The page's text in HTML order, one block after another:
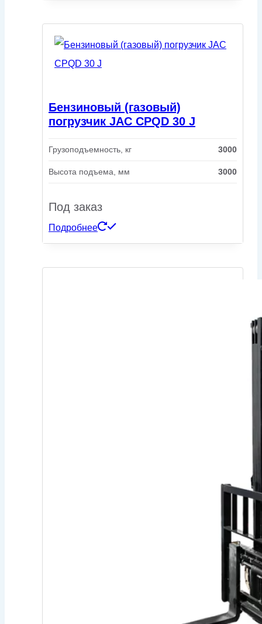
Бензиновый (газовый)
погрузчик JAC CPQD 30 J
Грузоподъемность, кг 3000
Высота подъема, мм 3000
Под заказ
Подробнее